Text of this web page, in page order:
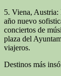
5. Viena, Austria:
año nuevo
conciertos de
plaza del
viajeros.
Destinos más